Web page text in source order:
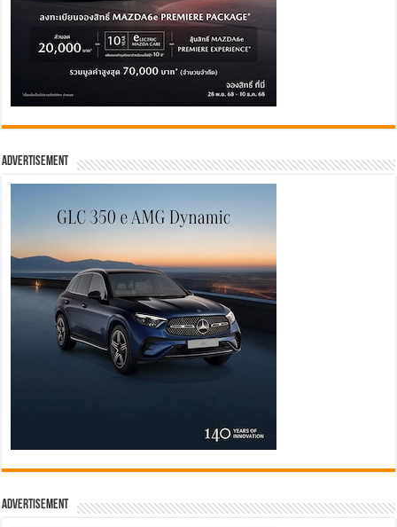
Advertisement
Advertisement